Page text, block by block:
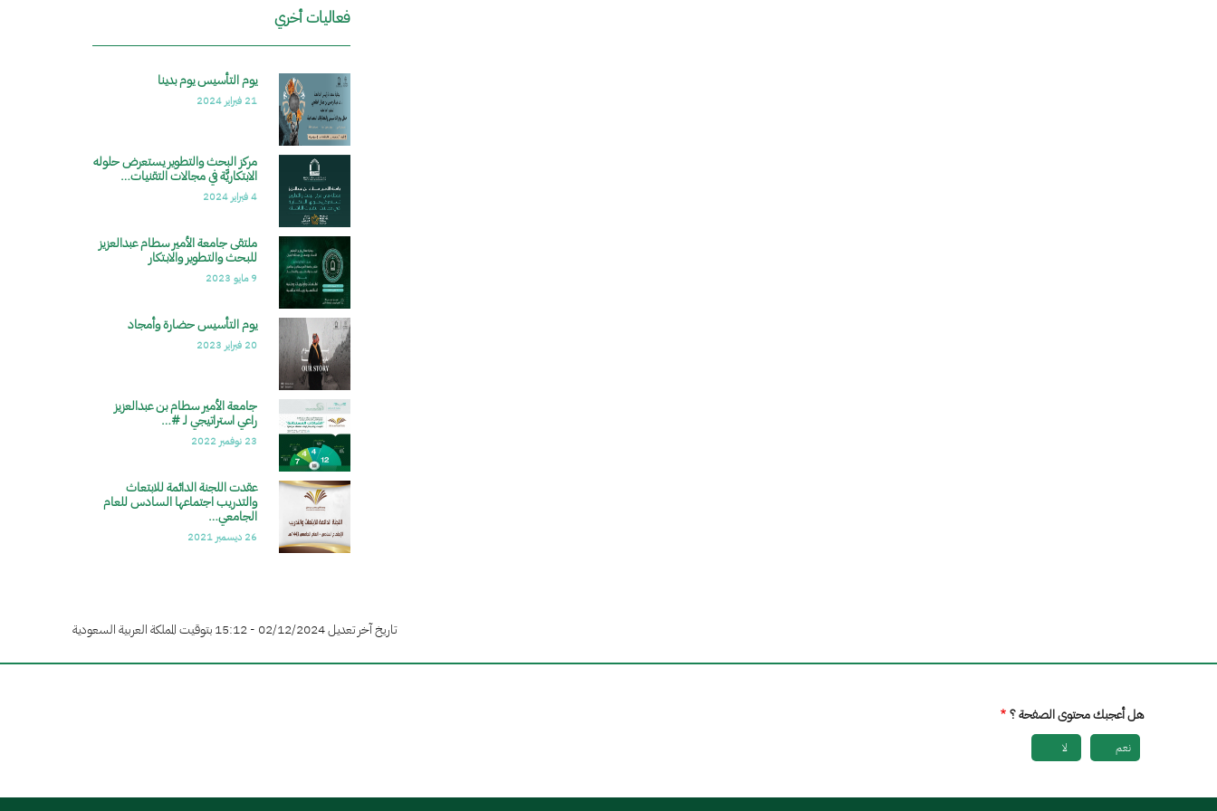
فعاليات أخري
الصورة يوم التأسيس يوم بدينا
21 فبراير 2024
الصورة مركز البحث والتطوير يستعرض حلوله
الابتكاريَّة في مجالات التقنيات…
4 فبراير 2024
الصورة ملتقى جامعة الأمير سطام عبدالعزيز
للبـحث والتـطوير والابـتكار
9 مايو 2023
الصورة يوم التأسيس حضارة وأمجاد
20 فبراير 2023
الصورة جامعة الأمير سطام بن عبدالعزيز
راعي استراتيجي لـ #…
23 نوفمبر 2022
الصورة عقدت اللجنة الدائمة للابتعاث
والتدريب اجتماعها السادس للعام
الجامعي…
26 ديسمبر 2021
تاريخ آخر تعديل 02/12/2024 - 15:12 بتوقيت المملكة العربية السعودية
هل أعجبك محتوى الصفحة ؟
نعم لا